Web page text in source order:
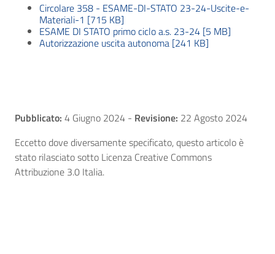
Circolare 358 - ESAME-DI-STATO 23-24-Uscite-e-
Materiali-1 [715 KB]
ESAME DI STATO primo ciclo a.s. 23-24 [5 MB]
Autorizzazione uscita autonoma [241 KB]
Pubblicato: 4 Giugno 2024 - Revisione: 22 Agosto 2024
Eccetto dove diversamente specificato, questo articolo è
stato rilasciato sotto Licenza Creative Commons
Attribuzione 3.0 Italia.